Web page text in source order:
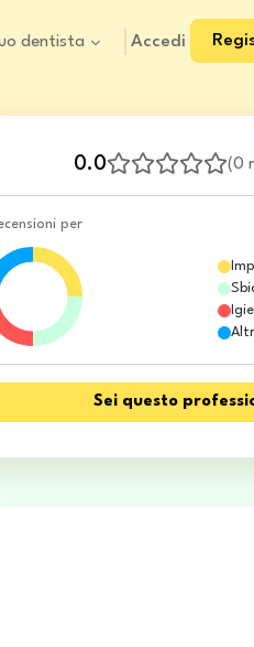
dentista Accedi
0.0 (0
per
Sei questo